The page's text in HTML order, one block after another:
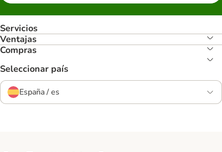
Servicios
Ventajas
Compras
Seleccionar país
España / es